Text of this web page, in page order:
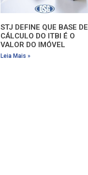
STJ DEFINE QUE BASE DE
CÁLCULO DO ITBI É O
VALOR DO IMÓVEL
Leia Mais »